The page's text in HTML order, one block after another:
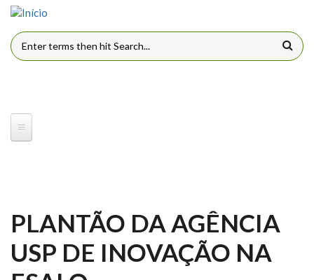
Pular para o conteúdo principal
FORMULÁRIO DE BUSCA
PLANTÃO DA AGÊNCIA
USP DE INOVAÇÃO NA